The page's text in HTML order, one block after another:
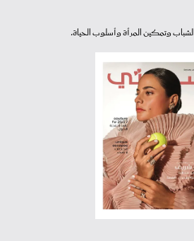
وتمكين المرأة وأسلوب الحياة.